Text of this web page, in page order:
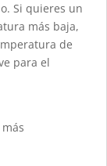
Si quieres un
más baja,
de
para el